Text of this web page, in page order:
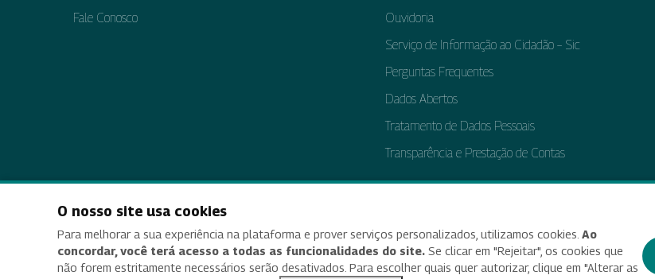
Fale Conosco
Ouvidoria
Serviço de Informação ao Cidadão – Sic
Perguntas Frequentes
Dados Abertos
Tratamento de Dados Pessoais
Transparência e Prestação de Contas
© 2025 Criado e desenvolvido por Enap
O nosso site usa cookies
Para melhorar a sua experiência na plataforma e prover serviços personalizados, utilizamos cookies. Ao
concordar, você terá acesso a todas as funcionalidades do site. Se clicar em "Rejeitar", os cookies que
não forem estritamente necessários serão desativados. Para escolher quais quer autorizar, clique em "Alterar as